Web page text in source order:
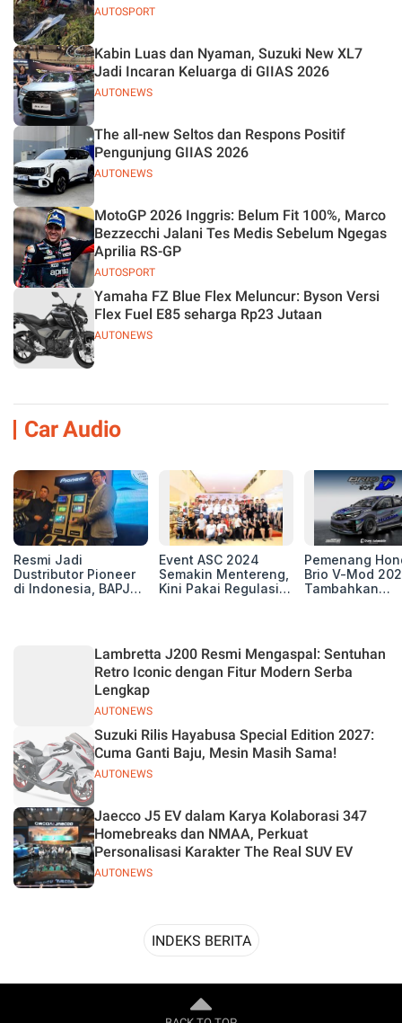
AUTOSPORT
AUTONEWS
Kabin Luas dan Nyaman, Suzuki New XL7
Jadi Incaran Keluarga di GIIAS 2026
AUTONEWS
The all-new Seltos dan Respons Positif
Pengunjung GIIAS 2026
AUTOSPORT
MotoGP 2026 Inggris: Belum Fit 100%, Marco
Bezzecchi Jalani Tes Medis Sebelum Ngegas
Aprilia RS-GP
AUTONEWS
Yamaha FZ Blue Flex Meluncur: Byson Versi
Flex Fuel E85 seharga Rp23 Jutaan
Car Audio
Resmi Jadi
Dustributor Pioneer
di Indonesia, BAPJ
Event ASC 2024
Semakin Mentereng,
Kini Pakai Regulasi
Pemenang
Brio V-Mod
Tambahkan
AUTONEWS
Lambretta J200 Resmi Mengaspal: Sentuhan
Retro Iconic dengan Fitur Modern Serba
Lengkap
AUTONEWS
Suzuki Rilis Hayabusa Special Edition 2027:
Cuma Ganti Baju, Mesin Masih Sama!
AUTONEWS
Jaecco J5 EV dalam Karya Kolaborasi 347
Homebreaks dan NMAA, Perkuat
Personalisasi Karakter The Real SUV EV
INDEKS BERITA